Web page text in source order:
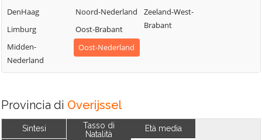
DenHaag
Limburg
Midden-
Nederland
Noord-Nederland
Oost-Brabant
Oost-Nederland
Zeeland-West-
Brabant
Provincia di Overijssel
Sintesi
Tasso di
Natalità
Età media